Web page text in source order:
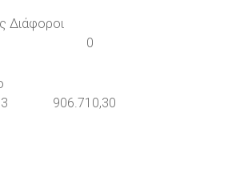
Διάφοροι
0
ν ο λ ο
906.710,30